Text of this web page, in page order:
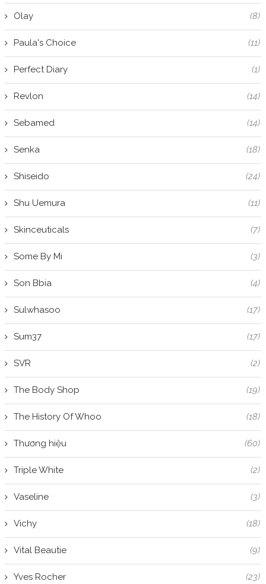
Olay (8)
Paula's Choice (11)
Perfect Diary (1)
Revlon (14)
Sebamed (14)
Senka (18)
Shiseido (24)
Shu Uemura (11)
Skinceuticals (7)
Some By Mi (3)
Son Bbia (4)
Sulwhasoo (17)
Sum37 (17)
SVR (2)
The Body Shop (19)
The History Of Whoo (18)
Thương hiệu (60)
Triple White (2)
Vaseline (3)
Vichy (18)
Vital Beautie (9)
Yves Rocher (23)